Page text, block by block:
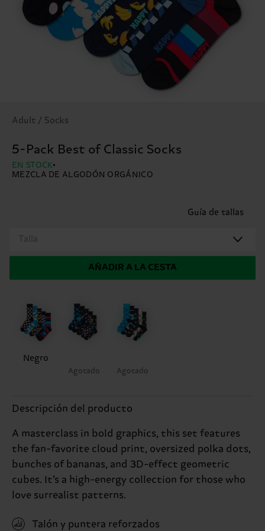
Adult / Socks
5-Pack Best of Classic Socks
EN STOCK
MEZCLA DE ALGODÓN ORGÁNICO
Guía de tallas
Talla
AÑADIR A LA CESTA
Negro
Agotado Agotado
Descripción del producto
A masterclass in bold graphics, this set features
the fan-favorite cloud print, oversized polka dots,
bunches of bananas, and 3D-effect geometric
cubes. It’s a high-energy collection for those who
love surrealist patterns.
Talón y puntera reforzados